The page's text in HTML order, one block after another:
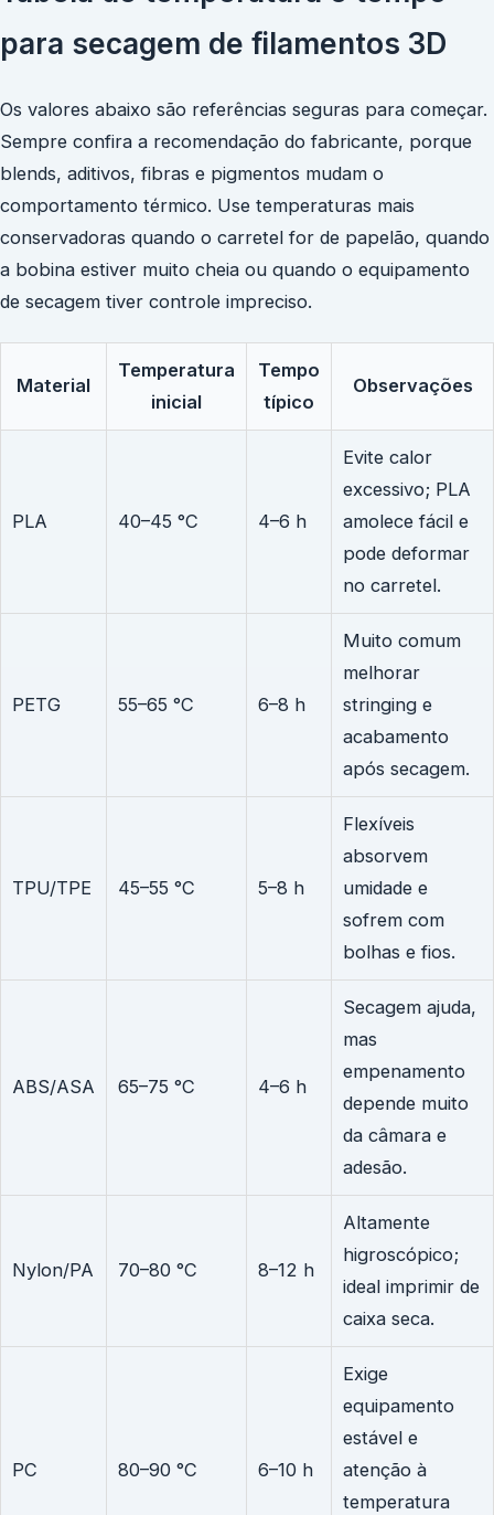
para secagem de filamentos 3D
Os valores abaixo são referências seguras para começar.
Sempre confira a recomendação do fabricante, porque
blends, aditivos, fibras e pigmentos mudam o
comportamento térmico. Use temperaturas mais
conservadoras quando o carretel for de papelão, quando
a bobina estiver muito cheia ou quando o equipamento
de secagem tiver controle impreciso.
Material
Temperatura
inicial
Tempo
típico
Observações
PLA 40–45 °C 4–6 h
Evite calor
excessivo; PLA
amolece fácil e
pode deformar
no carretel.
PETG 55–65 °C 6–8 h
Muito comum
melhorar
stringing e
acabamento
após secagem.
TPU/TPE 45–55 °C 5–8 h
Flexíveis
absorvem
umidade e
sofrem com
bolhas e fios.
ABS/ASA 65–75 °C 4–6 h
Secagem ajuda,
mas
empenamento
depende muito
da câmara e
adesão.
Nylon/PA 70–80 °C 8–12 h
Altamente
higroscópico;
ideal imprimir de
caixa seca.
PC 80–90 °C 6–10 h
Exige
equipamento
estável e
atenção à
temperatura